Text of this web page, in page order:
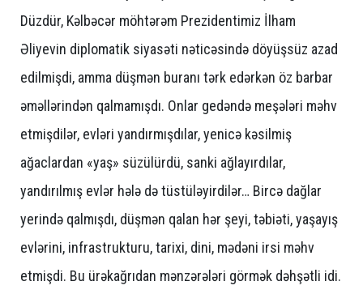
Düzdür, Kəlbəcər möhtərəm Prezidentimiz İlham
Əliyevin diplomatik siyasəti nəticəsində döyüşsüz azad
edilmişdi, amma düşmən buranı tərk edərkən öz barbar
əməllərindən qalmamışdı. Onlar gedəndə meşələri məhv
etmişdilər, evləri yandırmışdılar, yenicə kəsilmiş
ağaclardan «yaş» süzülürdü, sanki ağlayırdılar,
yandırılmış evlər hələ də tüstüləyirdilər… Bircə dağlar
yerində qalmışdı, düşmən qalan hər şeyi, təbiəti, yaşayış
evlərini, infrastrukturu, tarixi, dini, mədəni irsi məhv
etmişdi. Bu ürəkağrıdan mənzərələri görmək dəhşətli idi.